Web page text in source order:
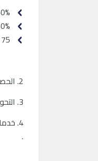
2. الحصول على بطاقة فيزا بيزنيس للخصم المباشر أخرى مجانا
3. التحويل الآلي (خدمة ترانس كليك الأساسية): إدخر أرصدتك وحول بين حساباتك تلقائياً بسهولة
.